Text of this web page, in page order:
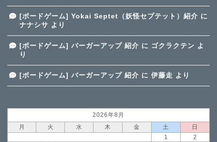
[ボードゲーム] Yokai Septet（妖怪セプテット）紹介 に
ナナシサ より
[ボードゲーム] バーガーアップ 紹介 に ゴクラクテン よ
り
[ボードゲーム] バーガーアップ 紹介 に 伊藤走 より
2026年8月
月
火 水 木 金 土
日
1
2